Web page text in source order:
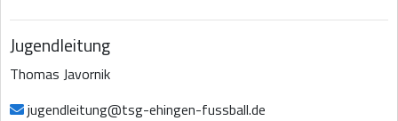
Jugendleitung
Thomas Javornik
jugendleitung@tsg-ehingen-fussball.de